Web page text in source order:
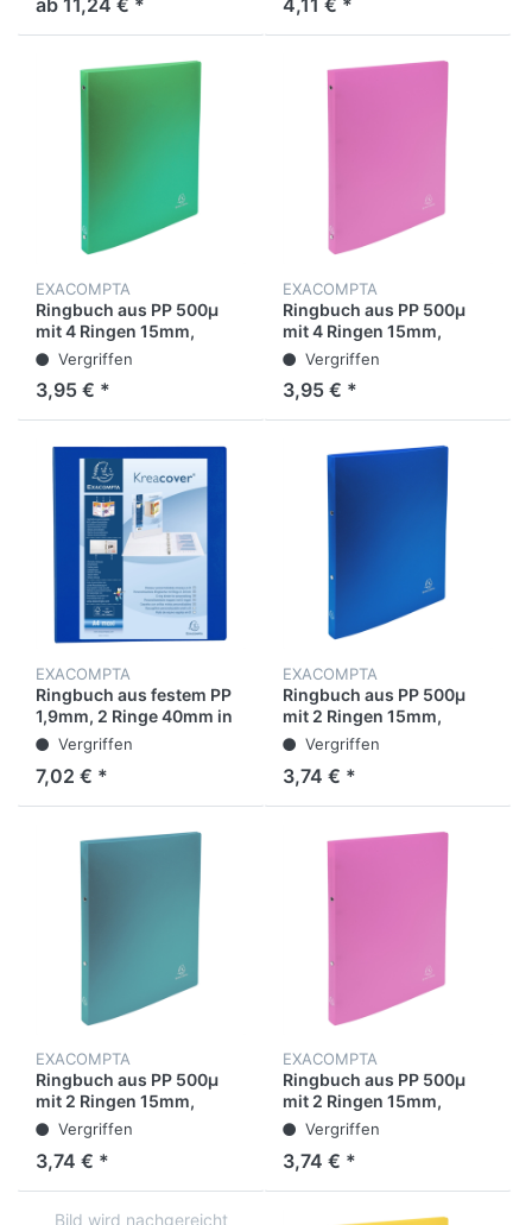
ab 11,24 € *
DIN A4
4,11 € *
EXACOMPTA
Ringbuch aus PP 500µ
mit 4 Ringen 15mm,
Rücken 20mm, blickdicht,
für Format DIN A4
Vergriffen
3,95 € *
EXACOMPTA
Ringbuch aus PP 500µ
mit 4 Ringen 15mm,
Rücken 20mm, blickdicht,
für Format DIN A4
Vergriffen
3,95 € *
EXACOMPTA
Ringbuch aus festem PP
1,9mm, 2 Ringe 40mm in
D-Form, Rücken 64mm, 3
Außen- und 2
Innenhüllen, 32x28,5cm
für DIN A4 Überbreite -
Vergriffen
7,02 € *
EXACOMPTA
Ringbuch aus PP 500µ
mit 2 Ringen 15mm,
Rücken 20mm, blickdicht,
für Format DIN A4
Vergriffen
3,74 € *
EXACOMPTA
Ringbuch aus PP 500µ
mit 2 Ringen 15mm,
Rücken 20mm, blickdicht,
für Format DIN A4
Vergriffen
3,74 € *
EXACOMPTA
Ringbuch aus PP 500µ
mit 2 Ringen 15mm,
Rücken 20mm, blickdicht,
für Format DIN A4
Vergriffen
3,74 € *